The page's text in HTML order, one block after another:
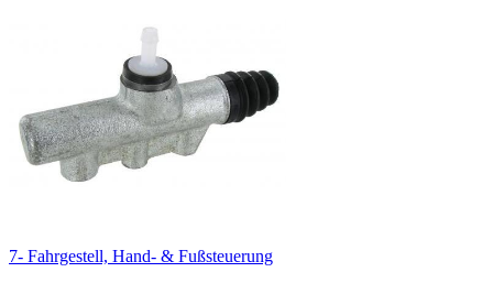
7- Fahrgestell, Hand- & Fußsteuerung